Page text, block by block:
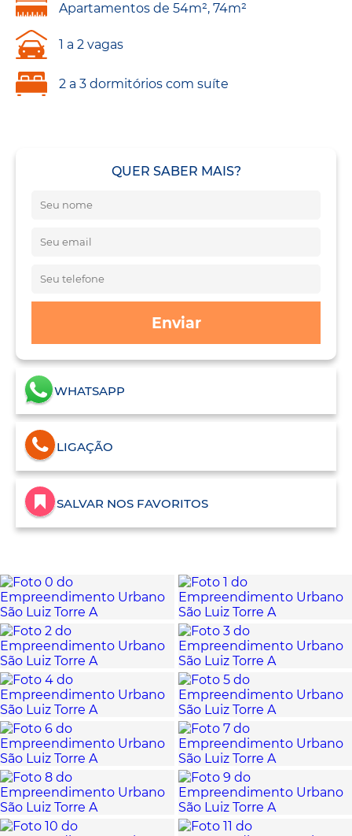
Apartamentos de 54m², 74m²
1 a 2 vagas
2 a 3 dormitórios com suíte
QUER SABER MAIS?
Enviar
WHATSAPP
LIGAÇÃO
SALVAR NOS FAVORITOS